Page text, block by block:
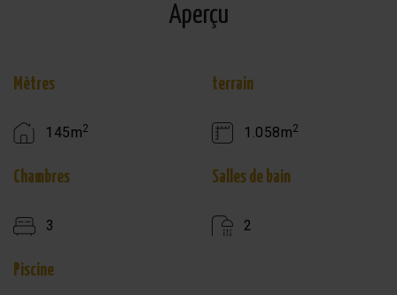
Aperçu
Mètres
145m2
terrain
1.058m2
Chambres
3
Salles de bain
2
Piscine